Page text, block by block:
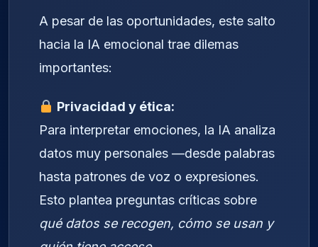
A pesar de las oportunidades, este salto
hacia la IA emocional trae dilemas
importantes:
Privacidad y ética:
Para interpretar emociones, la IA analiza
datos muy personales —desde palabras
hasta patrones de voz o expresiones.
Esto plantea preguntas críticas sobre
qué datos se recogen, cómo se usan y